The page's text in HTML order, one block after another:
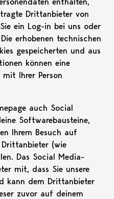
Drittanbieter von
ein Log-in bei uns oder
erhobenen technischen
gespeicherten und aus
können eine
Ihrer Person
auch Social
Softwarebausteine,
Ihrem Besuch auf
(wie
Das Social Media-
mit, dass Sie unsere
kann dem Drittanbieter
zuvor auf deinem